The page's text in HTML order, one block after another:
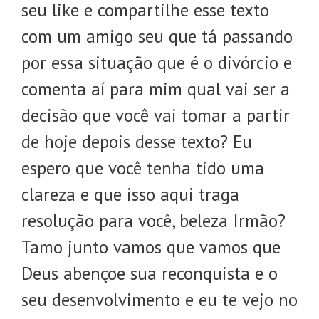
seu like e compartilhe esse texto
com um amigo seu que tá passando
por essa situação que é o divórcio e
comenta aí para mim qual vai ser a
decisão que você vai tomar a partir
de hoje depois desse texto? Eu
espero que você tenha tido uma
clareza e que isso aqui traga
resolução para você, beleza Irmão?
Tamo junto vamos que vamos que
Deus abençoe sua reconquista e o
seu desenvolvimento e eu te vejo no